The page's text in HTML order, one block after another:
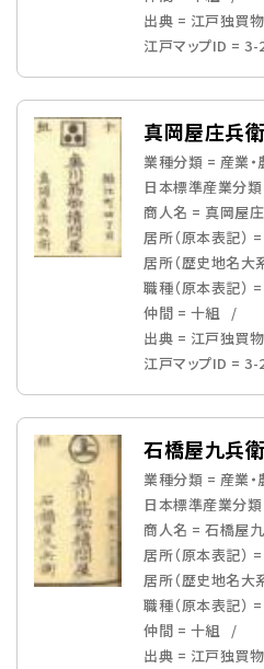
出典 = 江戸独買
江戸マップID = 3-
真岡屋庄兵衛
業種分類 = 産業・
日本標準産業分
商人名 = 真岡屋
居所（原本表記）
居所（歴史地名大
職種（原本表記）
仲間 = 十組
出典 = 江戸独買
江戸マップID = 3-
石橋屋九兵衛
業種分類 = 産業・
日本標準産業分
商人名 = 石橋屋
居所（原本表記）
居所（歴史地名大
職種（原本表記）
仲間 = 十組
出典 = 江戸独買